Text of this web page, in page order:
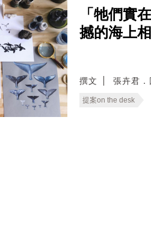
「牠們實
撼的海上
撰文 張卉君
提案on the desk